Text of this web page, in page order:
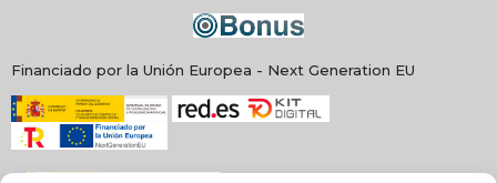
Financiado por la Unión Europea - Next Generation EU